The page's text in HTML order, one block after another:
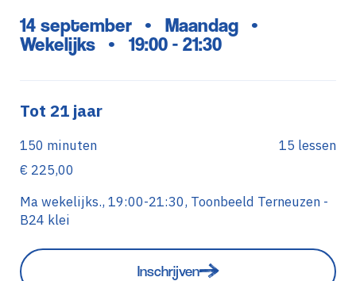
14 september • Maandag •
Wekelijks • 19:00 - 21:30
Tot 21 jaar
150 minuten
15 lessen
€ 225,00
Ma wekelijks., 19:00-21:30, Toonbeeld Terneuzen -
B24 klei
Inschrijven